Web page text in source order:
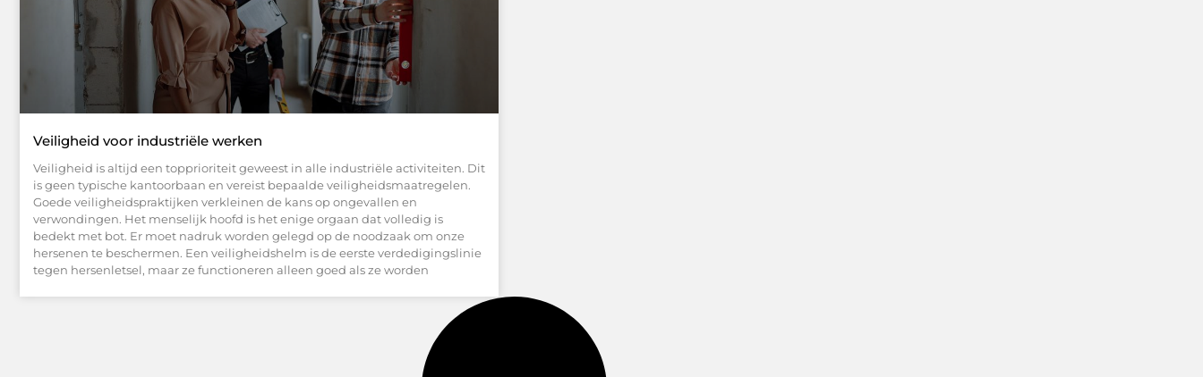
Veiligheid voor industriële werken
Veiligheid is altijd een topprioriteit geweest in alle industriële activiteiten. Dit
is geen typische kantoorbaan en vereist bepaalde veiligheidsmaatregelen.
Goede veiligheidspraktijken verkleinen de kans op ongevallen en
verwondingen. Het menselijk hoofd is het enige orgaan dat volledig is
bedekt met bot. Er moet nadruk worden gelegd op de noodzaak om onze
hersenen te beschermen. Een veiligheidshelm is de eerste verdedigingslinie
tegen hersenletsel, maar ze functioneren alleen goed als ze worden